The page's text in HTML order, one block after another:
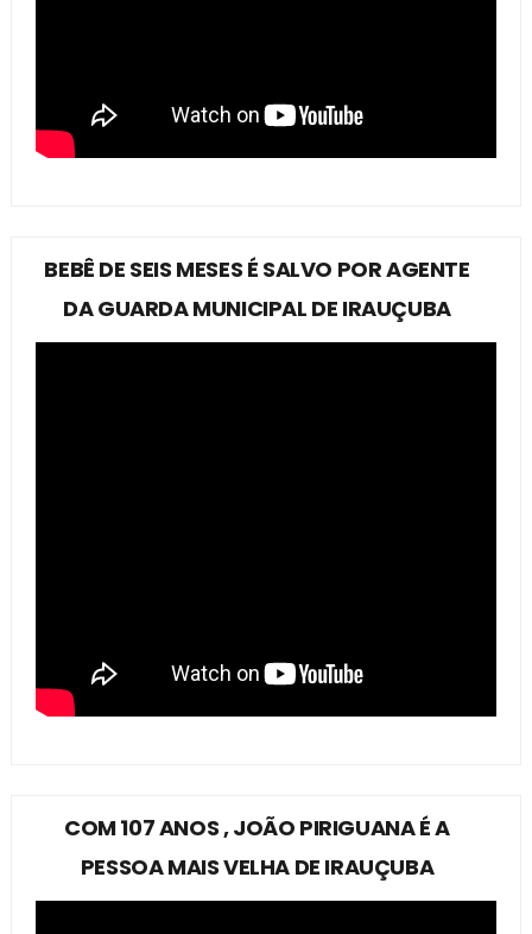
BEBÊ DE SEIS MESES É SALVO POR AGENTE
DA GUARDA MUNICIPAL DE IRAUÇUBA
COM 107 ANOS , JOÃO PIRIGUANA É A
PESSOA MAIS VELHA DE IRAUÇUBA